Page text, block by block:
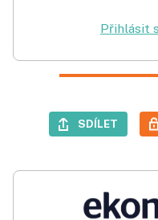
Přihlásit
SDÍLET